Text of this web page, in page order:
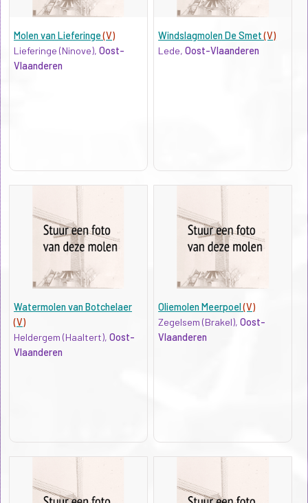
Molen van Lieferinge(V)
Lieferinge (Ninove), Oost-
Vlaanderen
Windslagmolen De Smet(V)
Lede,Oost-Vlaanderen
Watermolen van Botchelaer
(V)
Heldergem (Haaltert), Oost-
Vlaanderen
Oliemolen Meerpoel(V)
Zegelsem (Brakel),Oost-
Vlaanderen